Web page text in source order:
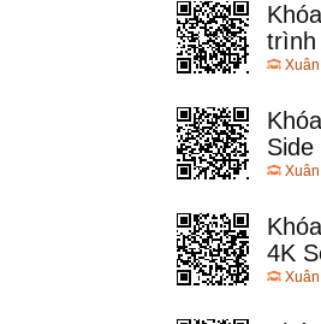
trình
Side
4K